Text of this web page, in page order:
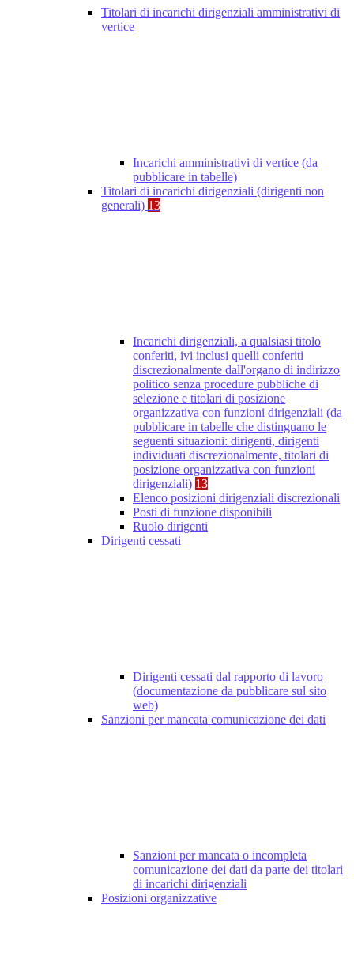
Titolari di incarichi dirigenziali amministrativi di
vertice
Incarichi amministrativi di vertice (da
pubblicare in tabelle)
Titolari di incarichi dirigenziali (dirigenti non
generali) 13
Incarichi dirigenziali, a qualsiasi titolo
conferiti, ivi inclusi quelli conferiti
discrezionalmente dall'organo di indirizzo
politico senza procedure pubbliche di
selezione e titolari di posizione
organizzativa con funzioni dirigenziali (da
pubblicare in tabelle che distinguano le
seguenti situazioni: dirigenti, dirigenti
individuati discrezionalmente, titolari di
posizione organizzativa con funzioni
dirigenziali) 13
Elenco posizioni dirigenziali discrezionali
Posti di funzione disponibili
Ruolo dirigenti
Dirigenti cessati
Dirigenti cessati dal rapporto di lavoro
(documentazione da pubblicare sul sito
web)
Sanzioni per mancata comunicazione dei dati
Sanzioni per mancata o incompleta
comunicazione dei dati da parte dei titolari
di incarichi dirigenziali
Posizioni organizzative